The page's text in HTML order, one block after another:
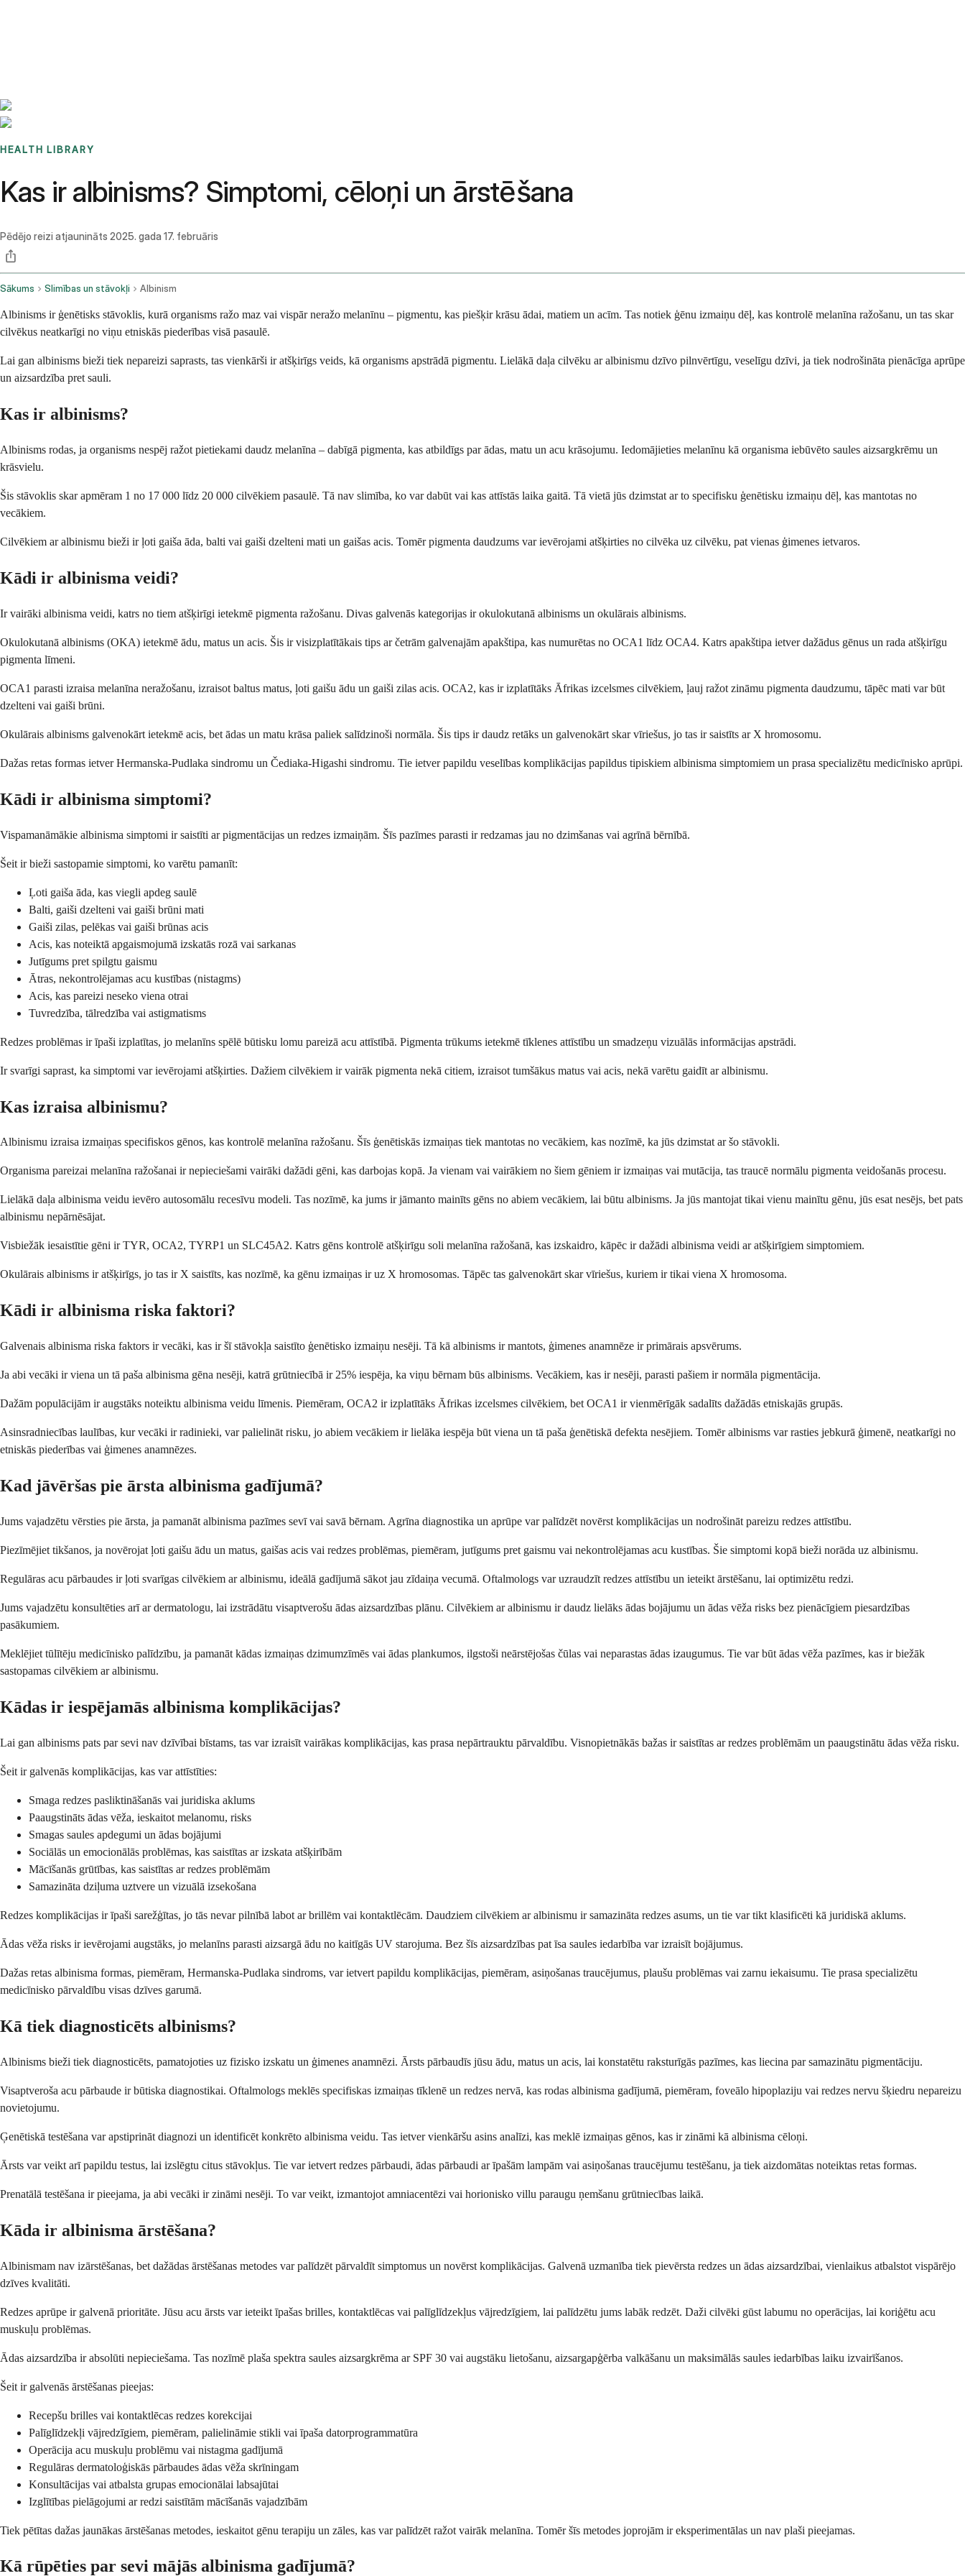
HEALTH LIBRARY
Kas ir albinisms? Simptomi, cēloņi un ārstēšana
Pēdējo reizi atjaunināts 2025. gada 17. februāris
Sākums Slimības un stāvokļi Albinism
Albinisms ir ģenētisks stāvoklis, kurā organisms ražo maz vai vispār neražo melanīnu – pigmentu, kas piešķir krāsu ādai, matiem un acīm. Tas notiek ģēnu izmaiņu dēļ, kas kontrolē melanīna ražošanu, un tas skar
cilvēkus neatkarīgi no viņu etniskās piederības visā pasaulē.
Lai gan albinisms bieži tiek nepareizi saprasts, tas vienkārši ir atšķirīgs veids, kā organisms apstrādā pigmentu. Lielākā daļa cilvēku ar albinismu dzīvo pilnvērtīgu, veselīgu dzīvi, ja tiek nodrošināta pienācīga aprūpe
un aizsardzība pret sauli.
Kas ir albinisms?
Albinisms rodas, ja organisms nespēj ražot pietiekami daudz melanīna – dabīgā pigmenta, kas atbildīgs par ādas, matu un acu krāsojumu. Iedomājieties melanīnu kā organisma iebūvēto saules aizsargkrēmu un
krāsvielu.
Šis stāvoklis skar apmēram 1 no 17 000 līdz 20 000 cilvēkiem pasaulē. Tā nav slimība, ko var dabūt vai kas attīstās laika gaitā. Tā vietā jūs dzimstat ar to specifisku ģenētisku izmaiņu dēļ, kas mantotas no
vecākiem.
Cilvēkiem ar albinismu bieži ir ļoti gaiša āda, balti vai gaiši dzelteni mati un gaišas acis. Tomēr pigmenta daudzums var ievērojami atšķirties no cilvēka uz cilvēku, pat vienas ģimenes ietvaros.
Kādi ir albinisma veidi?
Ir vairāki albinisma veidi, katrs no tiem atšķirīgi ietekmē pigmenta ražošanu. Divas galvenās kategorijas ir okulokutanā albinisms un okulārais albinisms.
Okulokutanā albinisms (OKA) ietekmē ādu, matus un acis. Šis ir visizplatītākais tips ar četrām galvenajām apakštipa, kas numurētas no OCA1 līdz OCA4. Katrs apakštipa ietver dažādus gēnus un rada atšķirīgu
pigmenta līmeni.
OCA1 parasti izraisa melanīna neražošanu, izraisot baltus matus, ļoti gaišu ādu un gaiši zilas acis. OCA2, kas ir izplatītāks Āfrikas izcelsmes cilvēkiem, ļauj ražot zināmu pigmenta daudzumu, tāpēc mati var būt
dzelteni vai gaiši brūni.
Okulārais albinisms galvenokārt ietekmē acis, bet ādas un matu krāsa paliek salīdzinoši normāla. Šis tips ir daudz retāks un galvenokārt skar vīriešus, jo tas ir saistīts ar X hromosomu.
Dažas retas formas ietver Hermanska-Pudlaka sindromu un Čediaka-Higashi sindromu. Tie ietver papildu veselības komplikācijas papildus tipiskiem albinisma simptomiem un prasa specializētu medicīnisko aprūpi.
Kādi ir albinisma simptomi?
Vispamanāmākie albinisma simptomi ir saistīti ar pigmentācijas un redzes izmaiņām. Šīs pazīmes parasti ir redzamas jau no dzimšanas vai agrīnā bērnībā.
Šeit ir bieži sastopamie simptomi, ko varētu pamanīt:
Ļoti gaiša āda, kas viegli apdeg saulē
Balti, gaiši dzelteni vai gaiši brūni mati
Gaiši zilas, pelēkas vai gaiši brūnas acis
Acis, kas noteiktā apgaismojumā izskatās rozā vai sarkanas
Jutīgums pret spilgtu gaismu
Ātras, nekontrolējamas acu kustības (nistagms)
Acis, kas pareizi neseko viena otrai
Tuvredzība, tālredzība vai astigmatisms
Redzes problēmas ir īpaši izplatītas, jo melanīns spēlē būtisku lomu pareizā acu attīstībā. Pigmenta trūkums ietekmē tīklenes attīstību un smadzeņu vizuālās informācijas apstrādi.
Ir svarīgi saprast, ka simptomi var ievērojami atšķirties. Dažiem cilvēkiem ir vairāk pigmenta nekā citiem, izraisot tumšākus matus vai acis, nekā varētu gaidīt ar albinismu.
Kas izraisa albinismu?
Albinismu izraisa izmaiņas specifiskos gēnos, kas kontrolē melanīna ražošanu. Šīs ģenētiskās izmaiņas tiek mantotas no vecākiem, kas nozīmē, ka jūs dzimstat ar šo stāvokli.
Organisma pareizai melanīna ražošanai ir nepieciešami vairāki dažādi gēni, kas darbojas kopā. Ja vienam vai vairākiem no šiem gēniem ir izmaiņas vai mutācija, tas traucē normālu pigmenta veidošanās procesu.
Lielākā daļa albinisma veidu ievēro autosomālu recesīvu modeli. Tas nozīmē, ka jums ir jāmanto mainīts gēns no abiem vecākiem, lai būtu albinisms. Ja jūs mantojat tikai vienu mainītu gēnu, jūs esat nesējs, bet pats
albinismu nepārnēsājat.
Visbiežāk iesaistītie gēni ir TYR, OCA2, TYRP1 un SLC45A2. Katrs gēns kontrolē atšķirīgu soli melanīna ražošanā, kas izskaidro, kāpēc ir dažādi albinisma veidi ar atšķirīgiem simptomiem.
Okulārais albinisms ir atšķirīgs, jo tas ir X saistīts, kas nozīmē, ka gēnu izmaiņas ir uz X hromosomas. Tāpēc tas galvenokārt skar vīriešus, kuriem ir tikai viena X hromosoma.
Kādi ir albinisma riska faktori?
Galvenais albinisma riska faktors ir vecāki, kas ir šī stāvokļa saistīto ģenētisko izmaiņu nesēji. Tā kā albinisms ir mantots, ģimenes anamnēze ir primārais apsvērums.
Ja abi vecāki ir viena un tā paša albinisma gēna nesēji, katrā grūtniecībā ir 25% iespēja, ka viņu bērnam būs albinisms. Vecākiem, kas ir nesēji, parasti pašiem ir normāla pigmentācija.
Dažām populācijām ir augstāks noteiktu albinisma veidu līmenis. Piemēram, OCA2 ir izplatītāks Āfrikas izcelsmes cilvēkiem, bet OCA1 ir vienmērīgāk sadalīts dažādās etniskajās grupās.
Asinsradniecības laulības, kur vecāki ir radinieki, var palielināt risku, jo abiem vecākiem ir lielāka iespēja būt viena un tā paša ģenētiskā defekta nesējiem. Tomēr albinisms var rasties jebkurā ģimenē, neatkarīgi no
etniskās piederības vai ģimenes anamnēzes.
Kad jāvēršas pie ārsta albinisma gadījumā?
Jums vajadzētu vērsties pie ārsta, ja pamanāt albinisma pazīmes sevī vai savā bērnam. Agrīna diagnostika un aprūpe var palīdzēt novērst komplikācijas un nodrošināt pareizu redzes attīstību.
Piezīmējiet tikšanos, ja novērojat ļoti gaišu ādu un matus, gaišas acis vai redzes problēmas, piemēram, jutīgums pret gaismu vai nekontrolējamas acu kustības. Šie simptomi kopā bieži norāda uz albinismu.
Regulāras acu pārbaudes ir ļoti svarīgas cilvēkiem ar albinismu, ideālā gadījumā sākot jau zīdaiņa vecumā. Oftalmologs var uzraudzīt redzes attīstību un ieteikt ārstēšanu, lai optimizētu redzi.
Jums vajadzētu konsultēties arī ar dermatologu, lai izstrādātu visaptverošu ādas aizsardzības plānu. Cilvēkiem ar albinismu ir daudz lielāks ādas bojājumu un ādas vēža risks bez pienācīgiem piesardzības
pasākumiem.
Meklējiet tūlītēju medicīnisko palīdzību, ja pamanāt kādas izmaiņas dzimumzīmēs vai ādas plankumos, ilgstoši neārstējošas čūlas vai neparastas ādas izaugumus. Tie var būt ādas vēža pazīmes, kas ir biežāk
sastopamas cilvēkiem ar albinismu.
Kādas ir iespējamās albinisma komplikācijas?
Lai gan albinisms pats par sevi nav dzīvībai bīstams, tas var izraisīt vairākas komplikācijas, kas prasa nepārtrauktu pārvaldību. Visnopietnākās bažas ir saistītas ar redzes problēmām un paaugstinātu ādas vēža risku.
Šeit ir galvenās komplikācijas, kas var attīstīties:
Smaga redzes pasliktināšanās vai juridiska aklums
Paaugstināts ādas vēža, ieskaitot melanomu, risks
Smagas saules apdegumi un ādas bojājumi
Sociālās un emocionālās problēmas, kas saistītas ar izskata atšķirībām
Mācīšanās grūtības, kas saistītas ar redzes problēmām
Samazināta dziļuma uztvere un vizuālā izsekošana
Redzes komplikācijas ir īpaši sarežģītas, jo tās nevar pilnībā labot ar brillēm vai kontaktlēcām. Daudziem cilvēkiem ar albinismu ir samazināta redzes asums, un tie var tikt klasificēti kā juridiskā aklums.
Ādas vēža risks ir ievērojami augstāks, jo melanīns parasti aizsargā ādu no kaitīgās UV starojuma. Bez šīs aizsardzības pat īsa saules iedarbība var izraisīt bojājumus.
Dažas retas albinisma formas, piemēram, Hermanska-Pudlaka sindroms, var ietvert papildu komplikācijas, piemēram, asiņošanas traucējumus, plaušu problēmas vai zarnu iekaisumu. Tie prasa specializētu
medicīnisko pārvaldību visas dzīves garumā.
Kā tiek diagnosticēts albinisms?
Albinisms bieži tiek diagnosticēts, pamatojoties uz fizisko izskatu un ģimenes anamnēzi. Ārsts pārbaudīs jūsu ādu, matus un acis, lai konstatētu raksturīgās pazīmes, kas liecina par samazinātu pigmentāciju.
Visaptveroša acu pārbaude ir būtiska diagnostikai. Oftalmologs meklēs specifiskas izmaiņas tīklenē un redzes nervā, kas rodas albinisma gadījumā, piemēram, foveālo hipoplaziju vai redzes nervu šķiedru nepareizu
novietojumu.
Ģenētiskā testēšana var apstiprināt diagnozi un identificēt konkrēto albinisma veidu. Tas ietver vienkāršu asins analīzi, kas meklē izmaiņas gēnos, kas ir zināmi kā albinisma cēloņi.
Ārsts var veikt arī papildu testus, lai izslēgtu citus stāvokļus. Tie var ietvert redzes pārbaudi, ādas pārbaudi ar īpašām lampām vai asiņošanas traucējumu testēšanu, ja tiek aizdomātas noteiktas retas formas.
Prenatālā testēšana ir pieejama, ja abi vecāki ir zināmi nesēji. To var veikt, izmantojot amniacentēzi vai horionisko villu paraugu ņemšanu grūtniecības laikā.
Kāda ir albinisma ārstēšana?
Albinismam nav izārstēšanas, bet dažādas ārstēšanas metodes var palīdzēt pārvaldīt simptomus un novērst komplikācijas. Galvenā uzmanība tiek pievērsta redzes un ādas aizsardzībai, vienlaikus atbalstot vispārējo
dzīves kvalitāti.
Redzes aprūpe ir galvenā prioritāte. Jūsu acu ārsts var ieteikt īpašas brilles, kontaktlēcas vai palīglīdzekļus vājredzīgiem, lai palīdzētu jums labāk redzēt. Daži cilvēki gūst labumu no operācijas, lai koriģētu acu
muskuļu problēmas.
Ādas aizsardzība ir absolūti nepieciešama. Tas nozīmē plaša spektra saules aizsargkrēma ar SPF 30 vai augstāku lietošanu, aizsargapģērba valkāšanu un maksimālās saules iedarbības laiku izvairīšanos.
Šeit ir galvenās ārstēšanas pieejas:
Recepšu brilles vai kontaktlēcas redzes korekcijai
Palīglīdzekļi vājredzīgiem, piemēram, palielināmie stikli vai īpaša datorprogrammatūra
Operācija acu muskuļu problēmu vai nistagma gadījumā
Regulāras dermatoloģiskās pārbaudes ādas vēža skrīningam
Konsultācijas vai atbalsta grupas emocionālai labsajūtai
Izglītības pielāgojumi ar redzi saistītām mācīšanās vajadzībām
Tiek pētītas dažas jaunākas ārstēšanas metodes, ieskaitot gēnu terapiju un zāles, kas var palīdzēt ražot vairāk melanīna. Tomēr šīs metodes joprojām ir eksperimentālas un nav plaši pieejamas.
Kā rūpēties par sevi mājās albinisma gadījumā?